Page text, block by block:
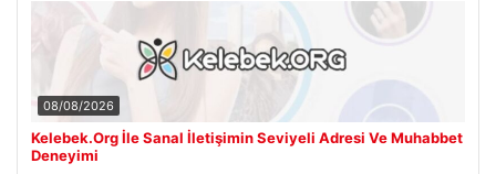
08/08/2026
Kelebek.Org İle Sanal İletişimin Seviyeli Adresi Ve Muhabbet
Deneyimi